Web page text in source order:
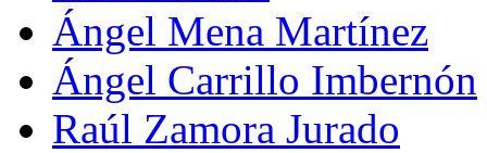
Ángel Mena Martínez
Ángel Carrillo Imbernón
Raúl Zamora Jurado